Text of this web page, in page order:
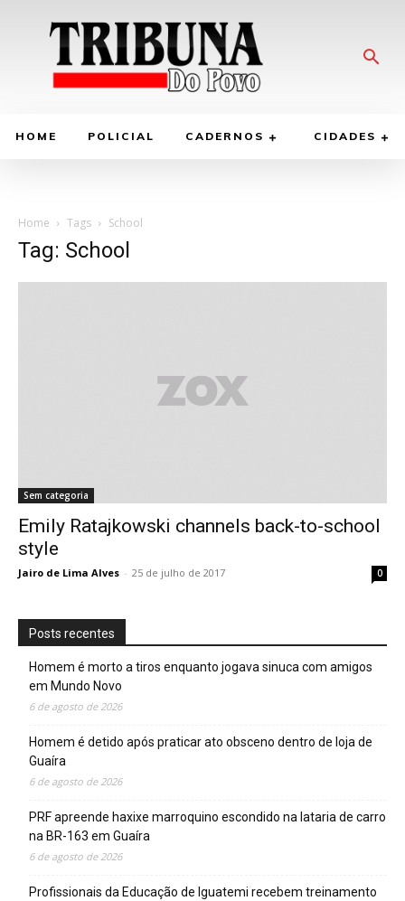
HOME POLICIAL CADERNOS CIDADES
Home Tags School
Tag: School
Sem categoria
Emily Ratajkowski channels back-to-school
style
Jairo de Lima Alves - 25 de julho de 2017 0
Posts recentes
Homem é morto a tiros enquanto jogava sinuca com amigos
em Mundo Novo
6 de agosto de 2026
Homem é detido após praticar ato obsceno dentro de loja de
Guaíra
6 de agosto de 2026
PRF apreende haxixe marroquino escondido na lataria de carro
na BR-163 em Guaíra
6 de agosto de 2026
Profissionais da Educação de Iguatemi recebem treinamento